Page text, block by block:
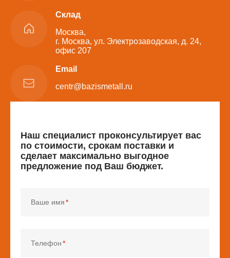
Склад
Москва,
г. Москва, ул. Электрозаводская, д. 24,
офис 207
Email
centr@bazismetall.ru
Наш специалист проконсультирует вас
по стоимости, срокам поставки и
сделает максимально выгодное
предложение под Ваш бюджет.
Ваше имя
Телефон